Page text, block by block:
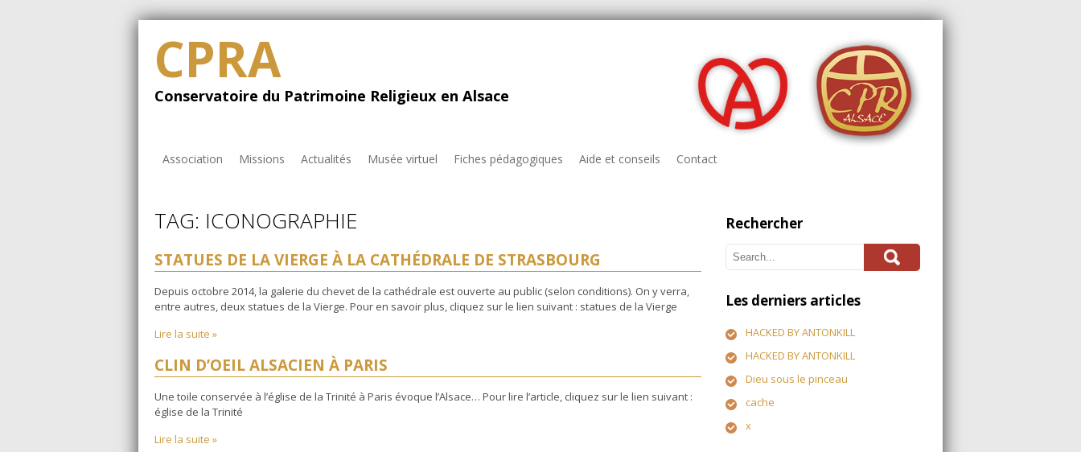
CPRA
Conservatoire du Patrimoine Religieux en Alsace
Association Missions Actualités Musée virtuel Fiches pédagogiques Aide et conseils Contact
TAG: ICONOGRAPHIE
STATUES DE LA VIERGE À LA CATHÉDRALE DE STRASBOURG
Depuis octobre 2014, la galerie du chevet de la cathédrale est ouverte au public (selon conditions). On y verra,
entre autres, deux statues de la Vierge. Pour en savoir plus, cliquez sur le lien suivant : statues de la Vierge
Lire la suite »
CLIN D’OEIL ALSACIEN À PARIS
Une toile conservée à l’église de la Trinité à Paris évoque l’Alsace… Pour lire l’article, cliquez sur le lien suivant :
église de la Trinité
Lire la suite »
Rechercher
Les derniers articles
HACKED BY ANTONKILL
HACKED BY ANTONKILL
Dieu sous le pinceau
cache
x